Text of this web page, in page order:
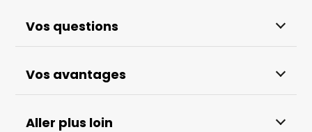
Vos questions
Vos avantages
Aller plus loin